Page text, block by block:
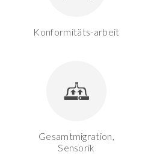
Konformitäts-arbeit
Gesamtmigration,
Sensorik